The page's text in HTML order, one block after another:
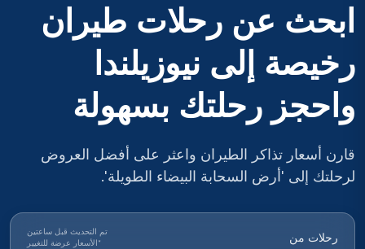
ابحث عن رحلات طيران
رخيصة إلى نيوزيلندا
واحجز رحلتك بسهولة
قارن أسعار تذاكر الطيران واعثر على أفضل العروض
لرحلتك إلى 'أرض السحابة البيضاء الطويلة'.
رحلات من
تم التحديث قبل ساعتين
*الأسعار عرضة للتغيير